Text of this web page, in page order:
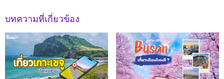
บทความที่เกี่ยวข้อง